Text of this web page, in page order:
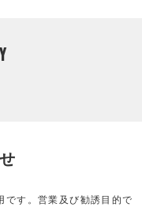
す。営業及び勧誘目的で